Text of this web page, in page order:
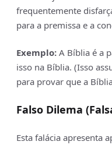
frequentemente
para a premissa e a
Exemplo: A Bíblia é a
isso na Bíblia. (Isso
para provar que a
Falso Dilema
Esta falácia apresenta